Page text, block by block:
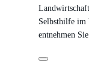
Selbsthilfe im
entnehmen